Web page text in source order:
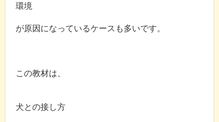
環境
が原因になっているケースも多いです。
この教材は、
犬との接し方